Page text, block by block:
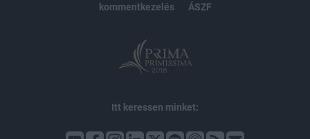
kommentkezelés
ÁSZF
Itt keressen minket: